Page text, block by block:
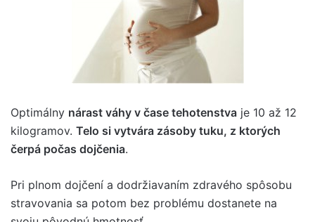
Optimálny nárast váhy v čase tehotenstva je 10 až 12
kilogramov. Telo si vytvára zásoby tuku, z ktorých
čerpá počas dojčenia.
Pri plnom dojčení a dodržiavaním zdravého spôsobu
stravovania sa potom bez problému dostanete na